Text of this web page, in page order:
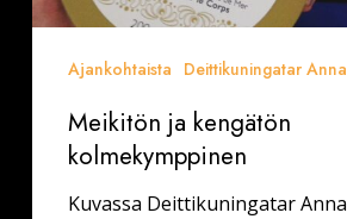
Ajankohtaista Deittikuningatar Anna
Meikitön ja kengätön
kolmekymppinen
Kuvassa Deittikuningatar Anna